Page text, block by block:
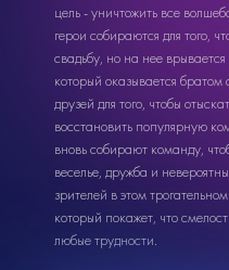
цель - уничтожить все
герои собираются для того,
свадьбу, но на нее
который оказывается
друзей для того, чтобы
восстановить популярную
вновь собирают команду,
веселье, дружба и
зрителей в этом
который покажет, что
любые трудности.